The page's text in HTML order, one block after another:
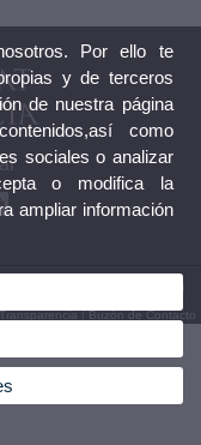
Teléfono: (+34) 96 386 41 16
Transparencia|Buzón de Contacto
Por ello te
y de terceros
de nuestra página
como
sociales o analizar
o modifica la
ampliar información